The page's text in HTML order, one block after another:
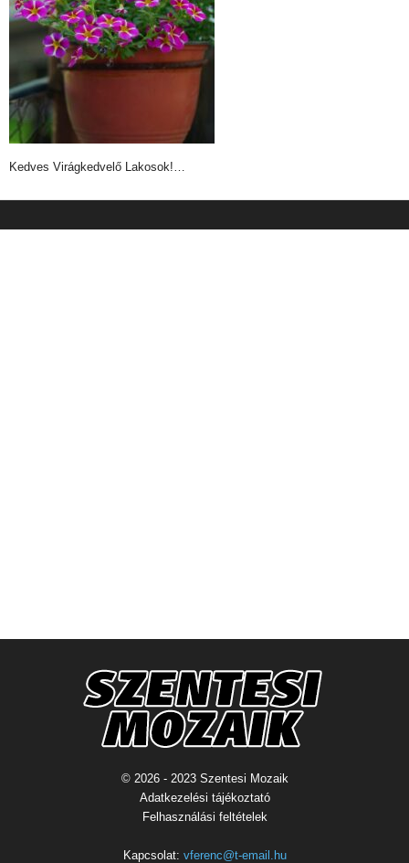
Kedves Virágkedvelő Lakosok!…
© 2026 - 2023 Szentesi Mozaik
Adatkezelési tájékoztató
Felhasználási feltételek
Kapcsolat: vferenc@t-email.hu